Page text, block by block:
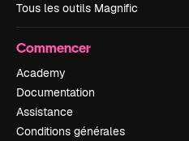
Tous les outils Magnific
Commencer
Academy
Documentation
Assistance
Conditions générales